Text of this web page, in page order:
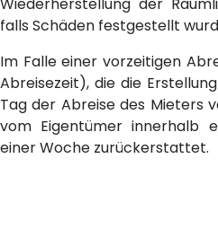
falls Schäden festgestellt
Im Falle einer vorzeitigen
Abreisezeit), die die
Tag der Abreise des Mieters
vom Eigentümer innerhalb
einer Woche zurückerstattet.